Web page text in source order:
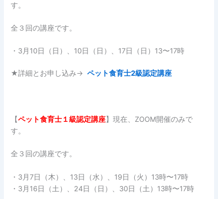
す。
全３回の講座です。
・3月10日（日）、10日（日）、17日（日）13〜17時
★詳細とお申し込み→ペット食育士2級認定講座
【ペット食育士１級認定講座】現在、ZOOM開催のみで
す。
全３回の講座です。
・3月7日（木）、13日（水）、19日（火）13時〜17時
・3月16日（土）、24日（日）、30日（土）13時〜17時